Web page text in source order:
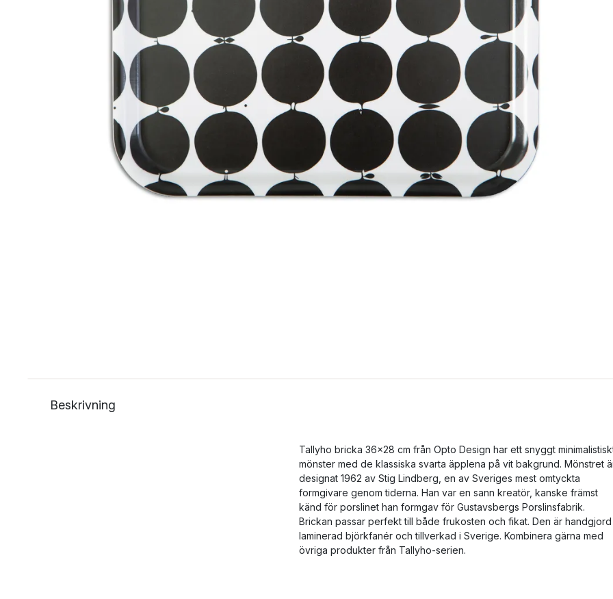
Beskrivning
Tallyho bricka 36x28 cm från Opto Design har ett snyggt
mönster med de klassiska svarta äpplena på vit bakgrund. Mönstret
designat 1962 av Stig Lindberg, en av Sveriges mest omtyckta
formgivare genom tiderna. Han var en sann kreatör, kanske främst
känd för porslinet han formgav för Gustavsbergs Porslinsfabrik.
Brickan passar perfekt till både frukosten och fikat. Den är handgjord
laminerad björkfanér och tillverkad i Sverige. Kombinera gärna med
övriga produkter från Tallyho-serien.